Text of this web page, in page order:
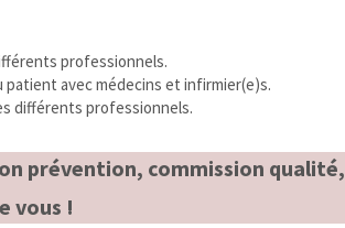
professionnels.
avec médecins et infirmier(e)s.
différents professionnels.
prévention, commission qualité,
vous !